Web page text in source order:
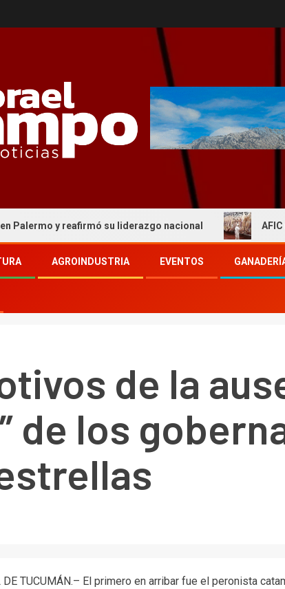
y reafirmó su liderazgo nacional AFIC
AGROINDUSTRIA EVENTOS
de la
de los
DE TUCUMÁN.– El primero en arribar fue el peronista